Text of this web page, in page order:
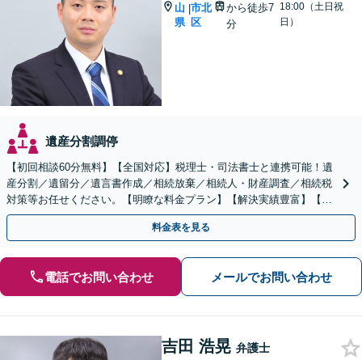
山
県
|市北
区
から徒歩7
分
18:00（土日祝
日）
遺産分割調停
【初回相談60分無料】【全国対応】税理士・司法書士と連携可能！遺
産分割／遺留分／遺言書作成／相続放棄／相続人・財産調査／相続税
対策等お任せください。【明瞭な料金プラン】【解決実績豊富】【電
話相談可】
料金表を見る
電話でお問い合わせ メールでお問い合わせ
吉田 浩晃 弁護士